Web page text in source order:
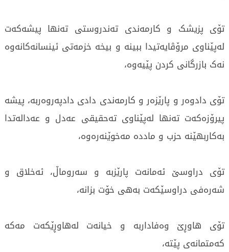
تۆی پزیشک و کارمەندی تەندروستی تەنها پیشەکەت
لەپێناوی مرۆڤایەتیدا ببینە و بیخە خزمەتی ئینسانەکانەوە
نەک بازرگانی کردن پێیەوە،
تۆی دادوەر و پارێزەر و کارمەندی دادی دادپەروەربە، پیشە
پیرۆزەکەت تەنها لەپێناوی تەحقیقی عەدل و عەدالەتدا
بەکاربهێنە حزب و ماددە مەخوێنەرەوە،
تۆی دراوسێ ئەمانەت پارێزبە و سەروماڵ، ئەخلاق و
شەرەفی دراوسێکەت بەهی خۆت بزانە،
تۆی هاوڕێ وەفاداربە و خیانەت لەهاوڕێکەت مەکە
کەمتمانەی پێتە،